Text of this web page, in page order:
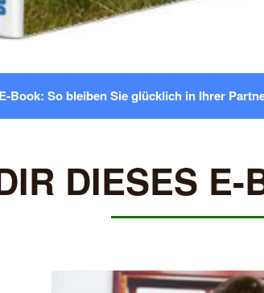
Book: So bleiben Sie glücklich in Ihrer
DIESES E-